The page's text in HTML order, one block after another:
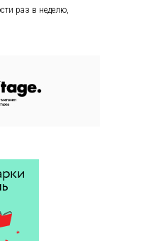
раз в неделю,